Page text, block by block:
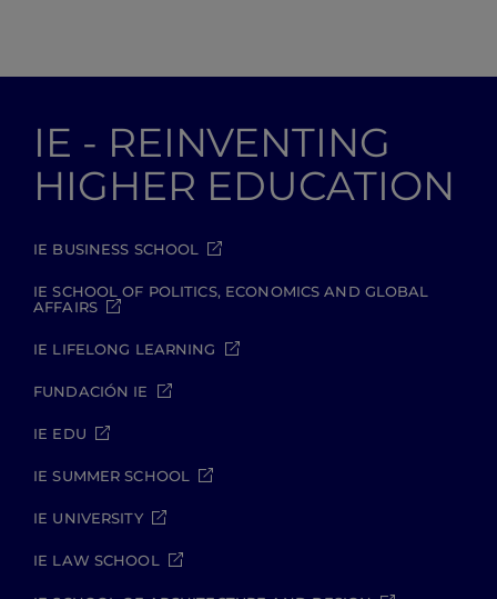
IE - REINVENTING
HIGHER EDUCATION
IE BUSINESS SCHOOL
IE SCHOOL OF POLITICS, ECONOMICS AND GLOBAL
AFFAIRS
IE LIFELONG LEARNING
FUNDACIÓN IE
IE EDU
IE SUMMER SCHOOL
IE UNIVERSITY
IE LAW SCHOOL